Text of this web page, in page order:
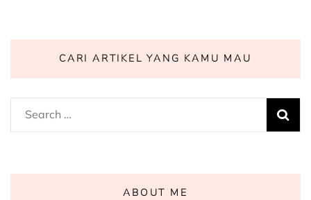
CARI ARTIKEL YANG KAMU MAU
Search
for:
ABOUT ME